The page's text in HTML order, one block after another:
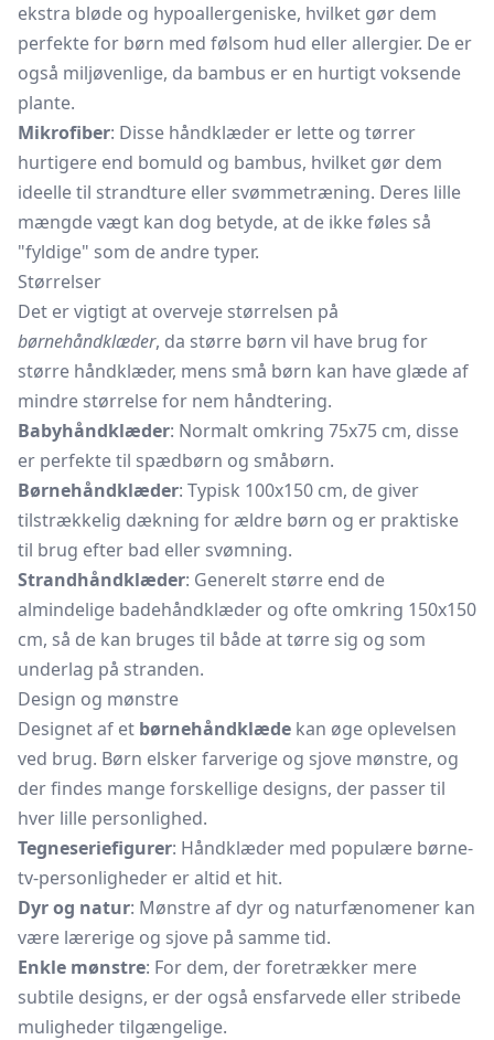
ekstra bløde og hypoallergeniske, hvilket gør dem
perfekte for børn med følsom hud eller allergier. De er
også miljøvenlige, da bambus er en hurtigt voksende
plante.
Mikrofiber: Disse håndklæder er lette og tørrer
hurtigere end bomuld og bambus, hvilket gør dem
ideelle til strandture eller svømmetræning. Deres lille
mængde vægt kan dog betyde, at de ikke føles så
"fyldige" som de andre typer.
Størrelser
Det er vigtigt at overveje størrelsen på
børnehåndklæder, da større børn vil have brug for
større håndklæder, mens små børn kan have glæde af
mindre størrelse for nem håndtering.
Babyhåndklæder: Normalt omkring 75x75 cm, disse
er perfekte til spædbørn og småbørn.
Børnehåndklæder: Typisk 100x150 cm, de giver
tilstrækkelig dækning for ældre børn og er praktiske
til brug efter bad eller svømning.
Strandhåndklæder: Generelt større end de
almindelige badehåndklæder og ofte omkring 150x150
cm, så de kan bruges til både at tørre sig og som
underlag på stranden.
Design og mønstre
Designet af et børnehåndklæde kan øge oplevelsen
ved brug. Børn elsker farverige og sjove mønstre, og
der findes mange forskellige designs, der passer til
hver lille personlighed.
Tegneseriefigurer: Håndklæder med populære børne-
tv-personligheder er altid et hit.
Dyr og natur: Mønstre af dyr og naturfænomener kan
være lærerige og sjove på samme tid.
Enkle mønstre: For dem, der foretrækker mere
subtile designs, er der også ensfarvede eller stribede
muligheder tilgængelige.